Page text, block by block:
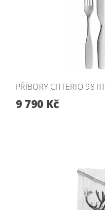
PŘÍBORY CITTERIO 98
9 790 Kč